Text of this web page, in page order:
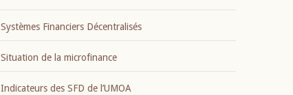
Systèmes Financiers Décentralisés
Situation de la microfinance
Indicateurs des SFD de l’UMOA